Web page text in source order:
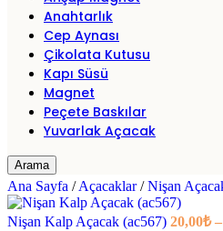
Anahtarlık
Cep Aynası
Çikolata Kutusu
Kapı Süsü
Magnet
Peçete Baskılar
Yuvarlak Açacak
Arama
Ana Sayfa / Açacaklar/ Nişan
Nişan Kalp Açacak (ac567) 20,00₺ –